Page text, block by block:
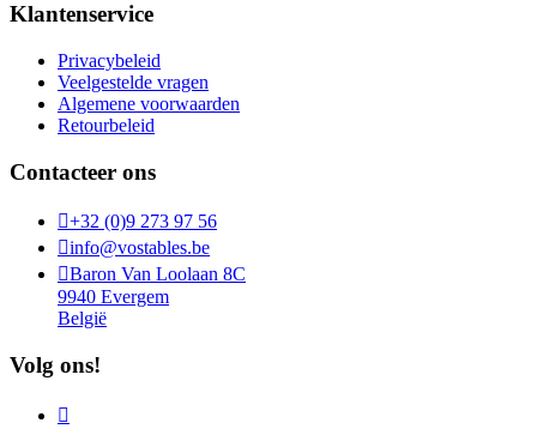
Klantenservice
Privacybeleid
Veelgestelde vragen
Algemene voorwaarden
Retourbeleid
Contacteer ons
+32 (0)9 273 97 56
info@vostables.be
Baron Van Loolaan 8C
9940 Evergem
België
Volg ons!
